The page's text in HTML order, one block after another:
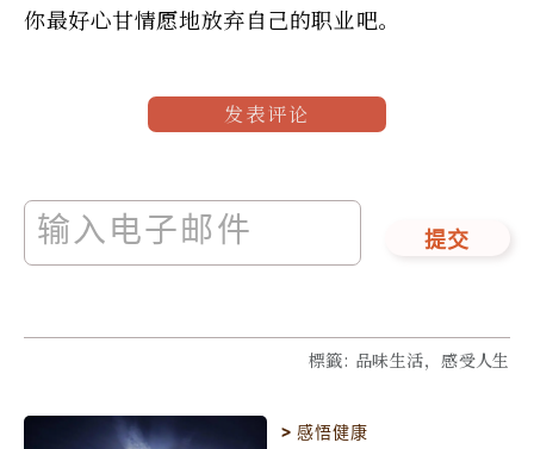
你最好心甘情愿地放弃自己的职业吧。
发表评论
提交
標籤: 品味生活，感受人生
>感悟健康